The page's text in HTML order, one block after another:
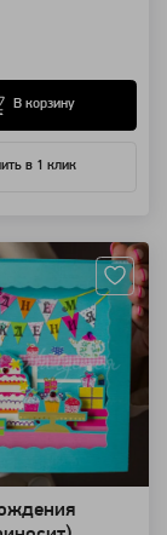
в 1 клик
В корзину